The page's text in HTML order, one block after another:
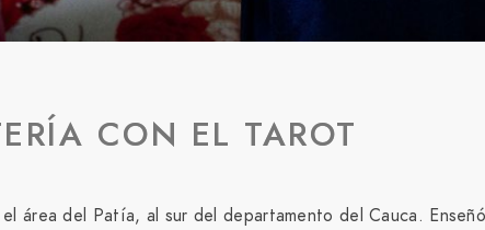
CON EL TAROT
área del Patía, al sur del departamento del Cauca.